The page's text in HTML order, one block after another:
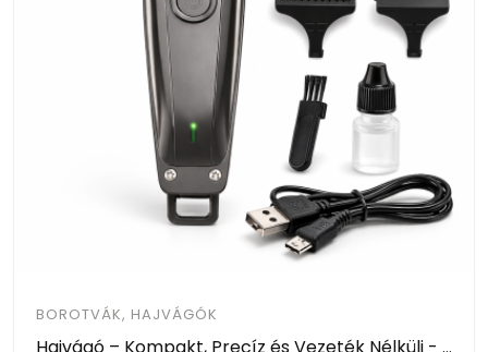
BOROTVÁK, HAJVÁGÓK